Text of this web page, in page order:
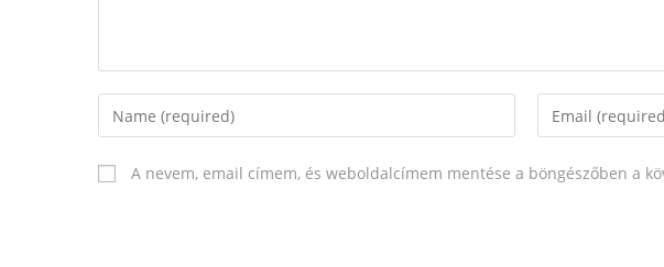
A nevem, email címem, és weboldalcímem mentése a böngészőben a